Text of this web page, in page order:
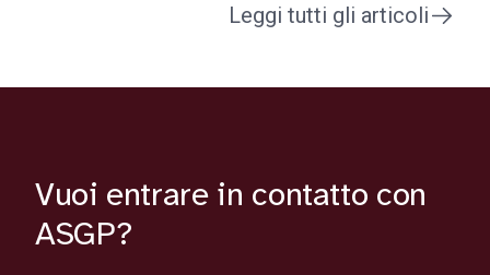
Leggi tutti gli articoli
Vuoi entrare in contatto con
ASGP?